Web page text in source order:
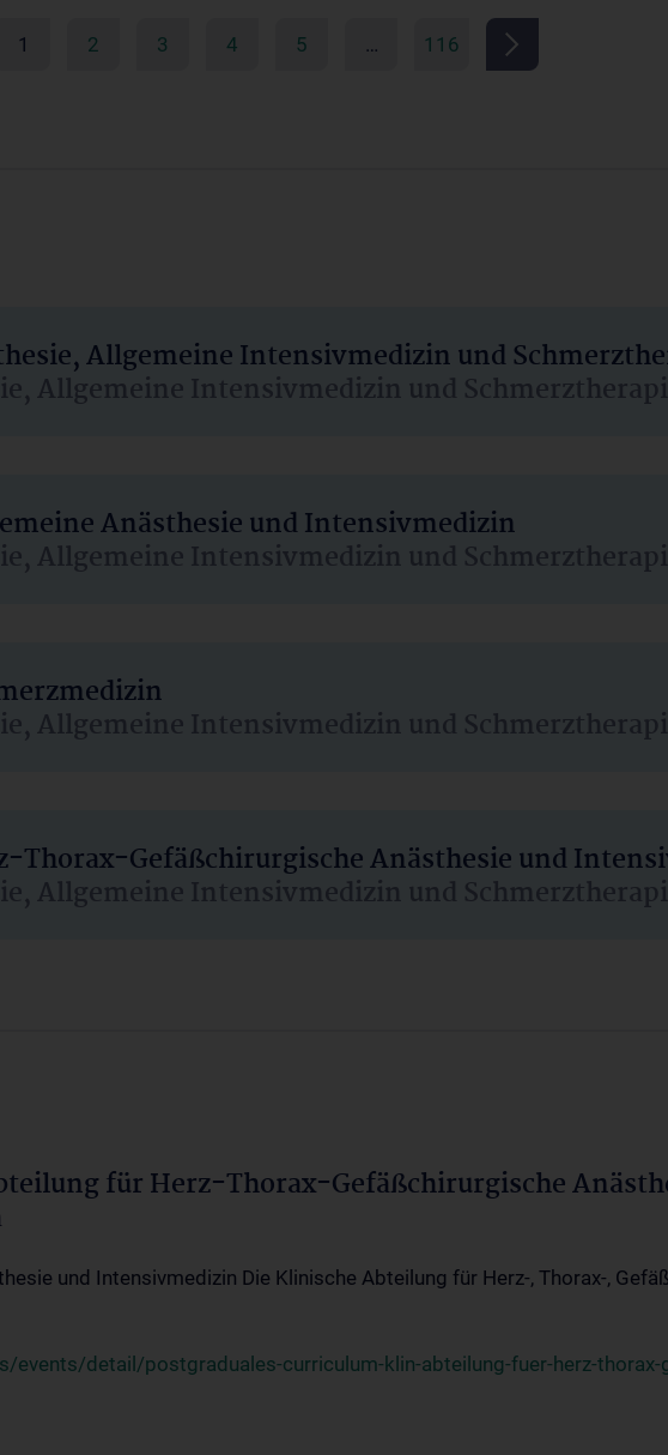
1 2 3 4 5 … 116
Allgemeine Intensivmedizin und
Allgemeine Intensivmedizin und
Anästhesie und Intensivmedizin
Allgemeine Intensivmedizin und
Allgemeine Intensivmedizin und
Gefäßchirurgische Anästhesie und
Allgemeine Intensivmedizin und
für Herz-Thorax-Gefäßchirurgische
und Intensivmedizin Die Klinische Abteilung für Herz-, Thorax-,
detail/postgraduales-curriculum-klin-abteilung-fuer-herz-thorax-